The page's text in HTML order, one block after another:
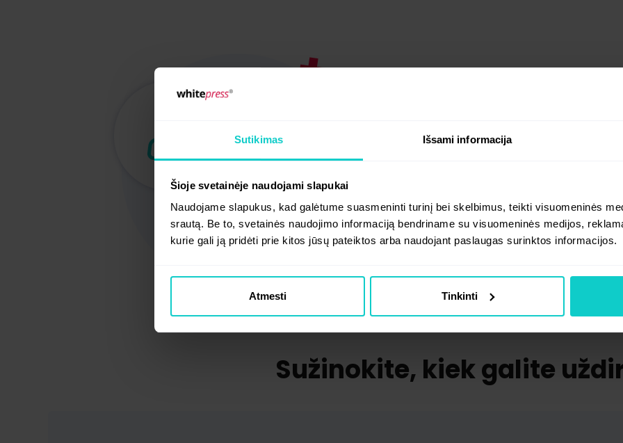
Sutikimas Išsami informacija
Šioje svetainėje naudojami slapukai
Naudojame slapukus, kad galėtume suasmeninti turinį bei skelbimus, teikti visuomeninės
srautą. Be to, svetainės naudojimo informaciją bendriname su visuomeninės medijos,
kurie gali ją pridėti prie kitos jūsų pateiktos arba naudojant paslaugas surinktos informacijos.
Atmesti Tinkinti
Ką galime
Mums rūpi kiekvienas
bendradarbiautų kuo
Sužinokite, kiek galite